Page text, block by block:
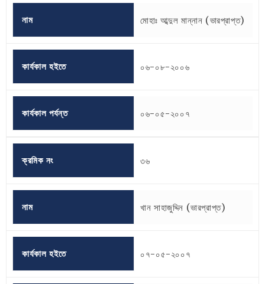
নাম মোহাঃ আব্দুল মান্নান (ভারপ্রাপ্ত)
কার্যকাল হইতে ০৬-০৮-২০০৬
কার্যকাল পর্যন্ত ০৬-০৫-২০০৭
ক্রমিক নং ৩৬
নাম খান সাহাজুদ্দিন (ভারপ্রাপ্ত)
কার্যকাল হইতে ০৭-০৫-২০০৭